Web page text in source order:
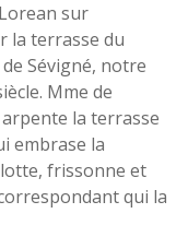
sur
la terrasse du
Sévigné, notre
Mme de
la terrasse
embrase la
frissonne et
qui la